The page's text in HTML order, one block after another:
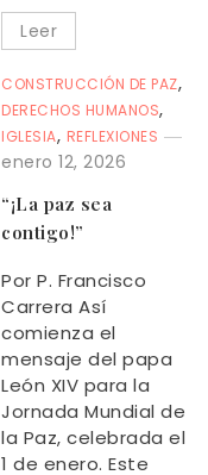
Leer
CONSTRUCCIÓN DE PAZ,
DERECHOS HUMANOS,
IGLESIA, REFLEXIONES
enero 12, 2026
“¡La paz sea
contigo!”
Por P. Francisco
Carrera Así
comienza el
mensaje del papa
León XIV para la
Jornada Mundial de
la Paz, celebrada el
1 de enero. Este